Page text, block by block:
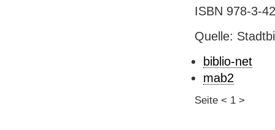
ISBN 978-3-
Quelle:
biblio-net
mab2
Seite < 1 >